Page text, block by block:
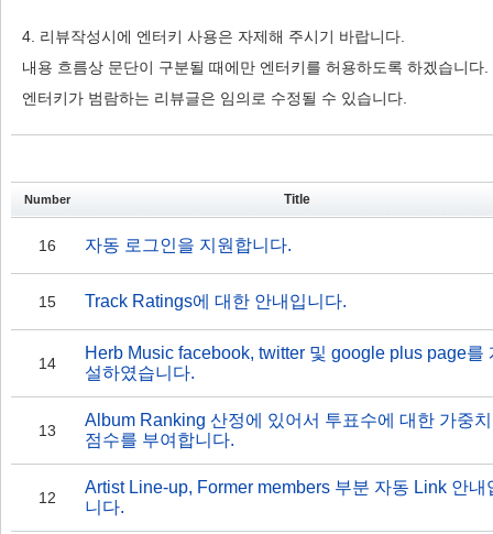
4. 리뷰작성시에 엔터키 사용은 자제해 주시기 바랍니다.
내용 흐름상 문단이 구분될 때에만 엔터키를 허용하도록 하겠습니다.
엔터키가 범람하는 리뷰글은 임의로 수정될 수 있습니다.
Number Title
16 자동 로그인을 지원합니다.
15 Track Ratings에 대한 안내입니다.
14
Herb Music facebook, twitter 및 google plus page를
설하였습니다.
13
Album Ranking 산정에 있어서 투표수에 대한 가중치
점수를 부여합니다.
12
Artist Line-up, Former members 부분 자동 Link 안내
니다.